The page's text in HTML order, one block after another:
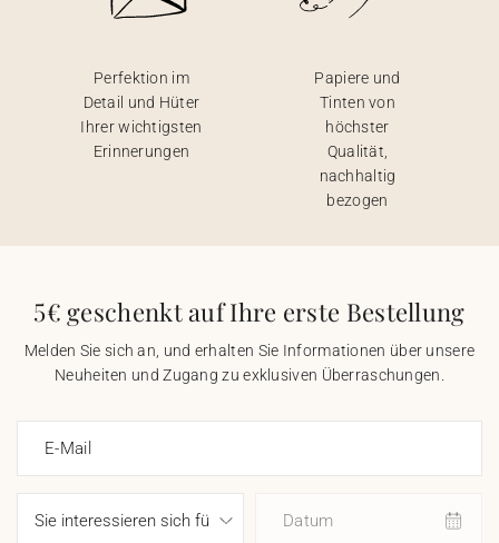
Perfektion im
Detail und Hüter
Ihrer wichtigsten
Erinnerungen
Papiere und
Tinten von
höchster
Qualität,
nachhaltig
bezogen
5€ geschenkt auf Ihre erste Bestellung
Melden Sie sich an, und erhalten Sie Informationen über unsere
Neuheiten und Zugang zu exklusiven Überraschungen.
E-Mail
Datum